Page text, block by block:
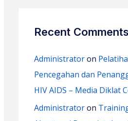
Recent Comments
Administratoron
Pencegahan dan
HIV AIDS – Media Diklat
Administratoron